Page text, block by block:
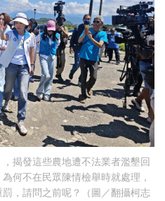
揭發這些農地遭不法業者濫墾回
何不在民眾陳情檢舉時就處理，
，請問之前呢？（圖／翻攝柯志